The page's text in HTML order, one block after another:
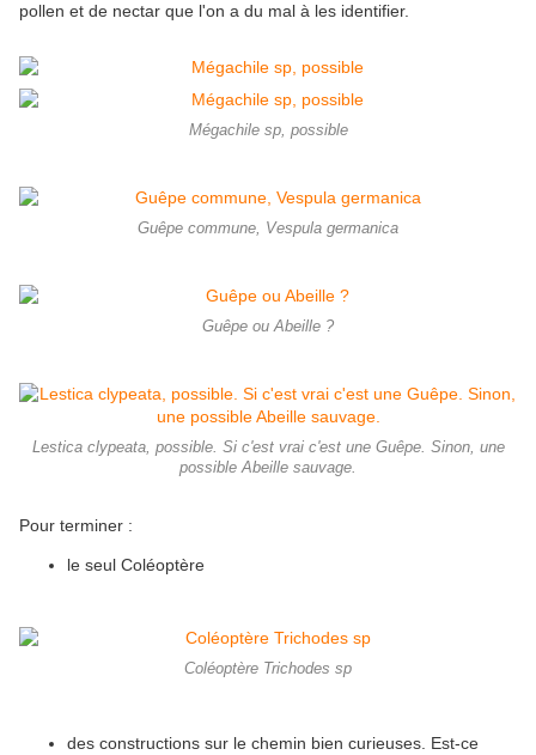
pollen et de nectar que l'on a du mal à les identifier.
Mégachile sp, possible
Guêpe commune, Vespula germanica
Guêpe ou Abeille ?
Lestica clypeata, possible. Si c'est vrai c'est une Guêpe. Sinon, une
possible Abeille sauvage.
Pour terminer :
le seul Coléoptère
Coléoptère Trichodes sp
des constructions sur le chemin bien curieuses. Est-ce